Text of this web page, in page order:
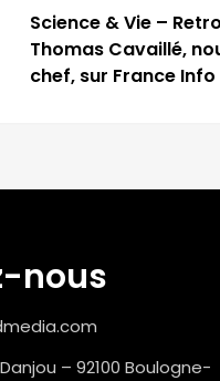
Science & Vie –
Thomas Cavaillé,
chef, sur France Info
nous
– 92100 Boulogne-